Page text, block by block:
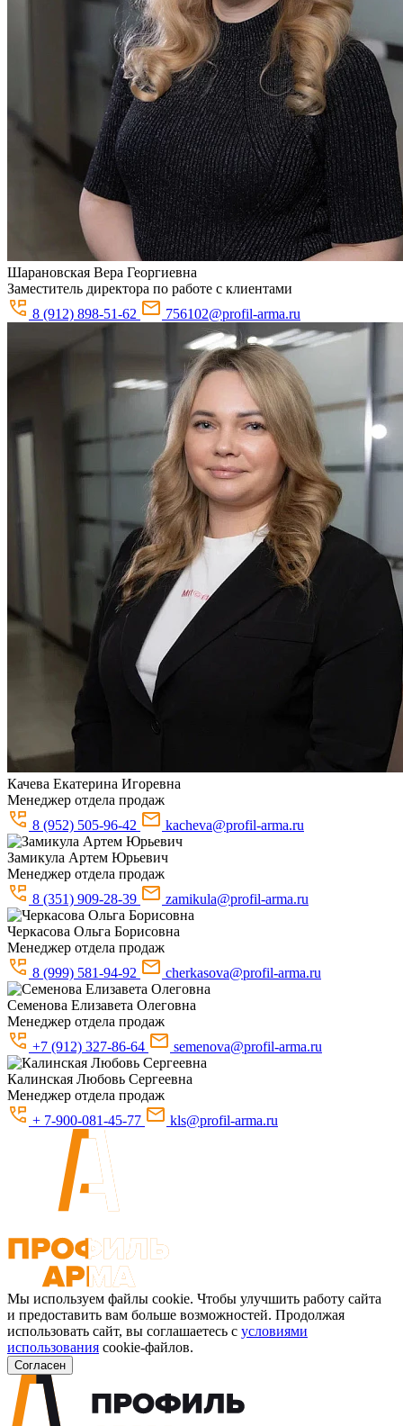
Шарановская Вера Георгиевна
Заместитель директора по работе с клиентами
8 (912) 898-51-62
756102@profil-arma.ru
Качева Екатерина Игоревна
Менеджер отдела продаж
8 (952) 505-96-42
kacheva@profil-arma.ru
Замикула Артем Юрьевич
Менеджер отдела продаж
8 (351) 909-28-39
zamikula@profil-arma.ru
Черкасова Ольга Борисовна
Менеджер отдела продаж
8 (999) 581-94-92
cherkasova@profil-arma.ru
Семенова Елизавета Олеговна
Менеджер отдела продаж
+7 (912) 327-86-64
semenova@profil-arma.ru
Калинская Любовь Сергеевна
Менеджер отдела продаж
+ 7-900-081-45-77
kls@profil-arma.ru
Мы используем файлы cookie. Чтобы улучшить работу сайта
и предоставить вам больше возможностей. Продолжая
использовать сайт, вы соглашаетесь с условиями
использования cookie-файлов.
Согласен